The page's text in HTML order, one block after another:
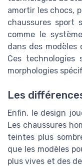
amortir les chocs,
chaussures sport
comme le
dans des modèles
Ces technologies
morphologies
Les
Enfin, le design
Les chaussures
teintes plus
que les modèles
plus vives et des